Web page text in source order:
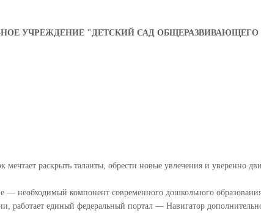
УЧРЕЖДЕНИЕ "ДЕТСКИЙ САД ОБЩЕРАЗВИВАЮЩЕГО
мечтает раскрыть таланты, обрести новые увлечения и уверенно
— необходимый компонент современного дошкольного
работает единый федеральный портал — Навигатор